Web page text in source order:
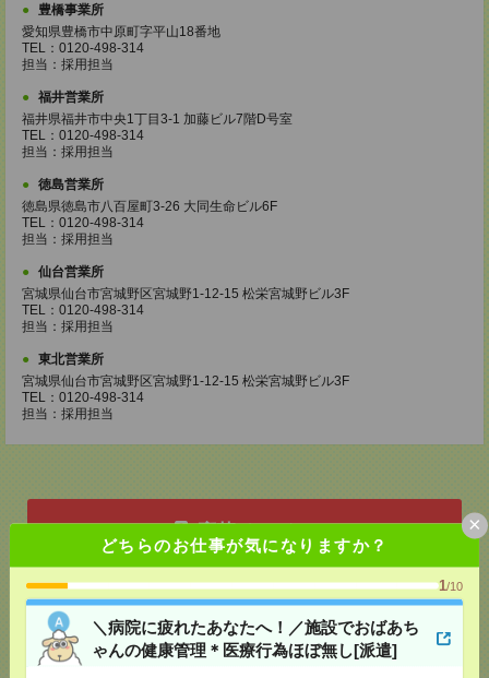
どちらのお仕事が気になりますか？
1/10
＼病院に疲れたあなたへ！／施設でおばあち
ゃんの健康管理＊医療行為ほぼ無し[派遣]
×
豊橋事業所
愛知県豊橋市中原町字平山18番地
TEL：0120-498-314
担当：採用担当
福井営業所
福井県福井市中央1丁目3-1 加藤ビル7階D号室
TEL：0120-498-314
担当：採用担当
徳島営業所
徳島県徳島市八百屋町3-26 大同生命ビル6F
TEL：0120-498-314
担当：採用担当
仙台営業所
宮城県仙台市宮城野区宮城野1-12-15 松栄宮城野ビル3F
TEL：0120-498-314
担当：採用担当
東北営業所
宮城県仙台市宮城野区宮城野1-12-15 松栄宮城野ビル3F
TEL：0120-498-314
担当：採用担当
応募ページへ
気になる！